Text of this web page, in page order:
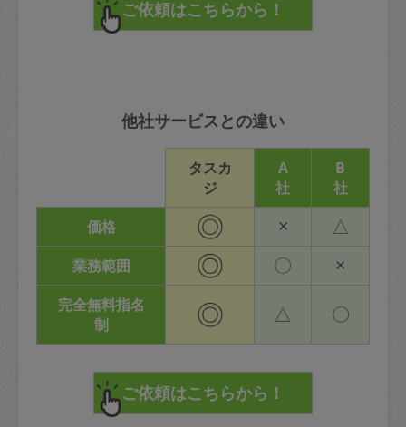
他社サービスとの違い
タスカ
ジ
A
社
B
社
価格
◎ × △
業務範囲 ◎ 〇 ×
完全無料指名
制
◎ △ 〇